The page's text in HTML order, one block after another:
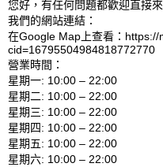
您好，有任何問題都歡迎直接
我們的網站連結：
在Google Map上查看：
cid=16795504984818772770
營業時間：
星期一: 10:00 – 22:00
星期二: 10:00 – 22:00
星期三: 10:00 – 22:00
星期四: 10:00 – 22:00
星期五: 10:00 – 22:00
星期六: 10:00 – 22:00